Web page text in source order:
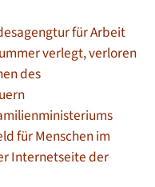
für Arbeit
verlegt, verloren
des
für Menschen im
Internetseite der